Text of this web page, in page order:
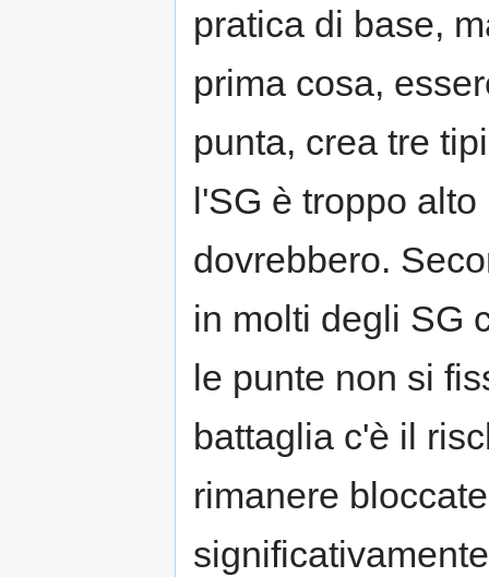
pratica di base,
prima cosa,
punta, crea tre
l'SG è troppo
dovrebbero.
in molti degli SG
le punte non si
battaglia c'è il
rimanere